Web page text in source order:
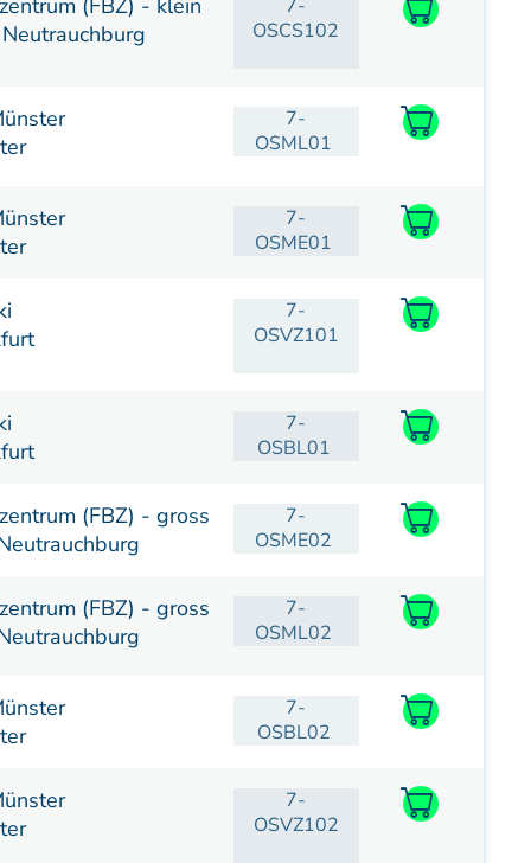
(FBZ) - klein
7-
OSCS102
7-
OSML01
7-
OSME01
7-
OSVZ101
7-
OSBL01
(FBZ) - gross
7-
OSME02
(FBZ) - gross
7-
OSML02
7-
OSBL02
7-
OSVZ102